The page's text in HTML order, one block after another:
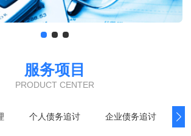
服务项目
PRODUCT CENTER
个人债务追讨 企业债务追讨